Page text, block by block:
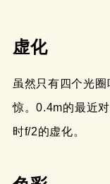
虚化
虽然只有四个光
惊。0.4m的最近
时f/2的虚化。